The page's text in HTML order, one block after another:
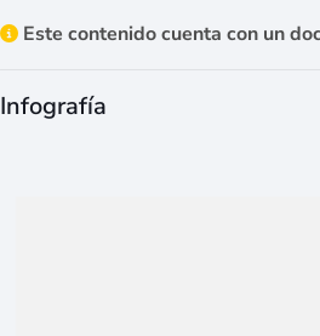
Este contenido cuenta con un
Infografía